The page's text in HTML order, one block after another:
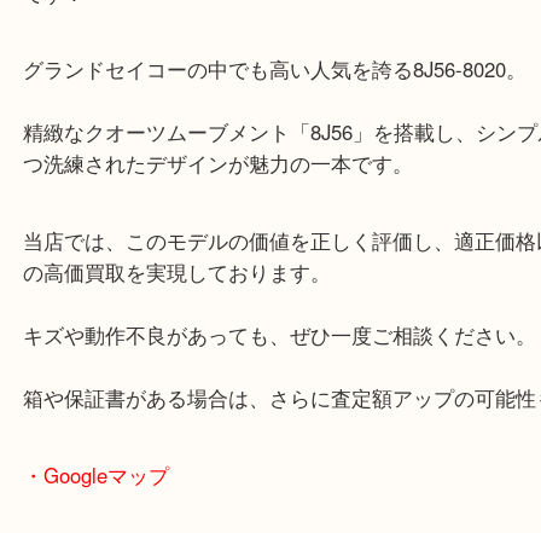
ださい。
https://daikichi-kizugawa.com/news/
Facebook
Twitter
Line
グランドセイコー 木津川市 買取
公開日:2025/08/06 最終更新日:2025/08/03
グランドセイコー 木津川市 買取（ グランドセイコー 8J56-8020